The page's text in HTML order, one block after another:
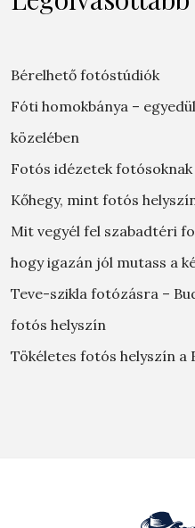
Bérelhető fotóstúdiók
Fóti homokbánya –
közelében
Fotós idézetek fotósoknak
Kőhegy, mint fotós
Mit vegyél fel szabadtéri
hogy igazán jól mutass a
Teve-szikla fotózásra –
fotós helyszín
Tökéletes fotós helyszín a